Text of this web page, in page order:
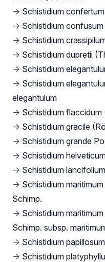
→ Schistidium
→ Schistidium
→ Schistidium
→ Schistidium dupretii
→ Schistidium
→ Schistidium
elegantulum
→ Schistidium
→ Schistidium gracile
→ Schistidium grande
→ Schistidium
→ Schistidium
→ Schistidium
Schimp.
→ Schistidium
Schimp. subsp.
→ Schistidium
→ Schistidium